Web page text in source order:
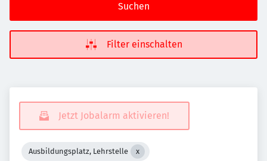
Suchen
Filter einschalten
Jetzt Jobalarm aktivieren!
Ausbildungsplatz, Lehrstelle